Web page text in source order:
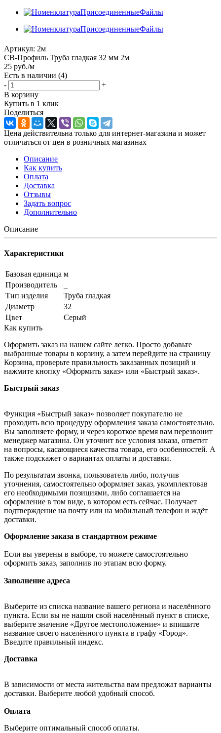
Артикул: 2м
CВ-Профиль Труба гладкая 32 мм 2м
25 руб./м
Есть в наличии (4)
-
+
В корзину
Купить в 1 клик
Поделиться
Цена действительна только для интернет-магазина и может
отличаться от цен в розничных магазинах
Описание
Как купить
Оплата
Доставка
Отзывы
Задать вопрос
Дополнительно
Описание
Характеристики
Базовая единица м
Производитель
Тип изделия
Труба гладкая
Диаметр
32
Цвет
Серый
Как купить
Оформить заказ на нашем сайте легко. Просто добавьте
выбранные товары в корзину, а затем перейдите на страницу
Корзина, проверьте правильность заказанных позиций и
нажмите кнопку «Оформить заказ» или «Быстрый заказ».
Быстрый заказ
Функция «Быстрый заказ» позволяет покупателю не
проходить всю процедуру оформления заказа самостоятельно.
Вы заполняете форму, и через короткое время вам перезвонит
менеджер магазина. Он уточнит все условия заказа, ответит
на вопросы, касающиеся качества товара, его особенностей. А
также подскажет о вариантах оплаты и доставки.
По результатам звонка, пользователь либо, получив
уточнения, самостоятельно оформляет заказ, укомплектовав
его необходимыми позициями, либо соглашается на
оформление в том виде, в котором есть сейчас. Получает
подтверждение на почту или на мобильный телефон и ждёт
доставки.
Оформление заказа в стандартном режиме
Если вы уверены в выборе, то можете самостоятельно
оформить заказ, заполнив по этапам всю форму.
Заполнение адреса
Выберите из списка название вашего региона и населённого
пункта. Если вы не нашли свой населённый пункт в списке,
выберите значение «Другое местоположение» и впишите
название своего населённого пункта в графу «Город».
Введите правильный индекс.
Доставка
В зависимости от места жительства вам предложат варианты
доставки. Выберите любой удобный способ.
Оплата
Выберите оптимальный способ оплаты.